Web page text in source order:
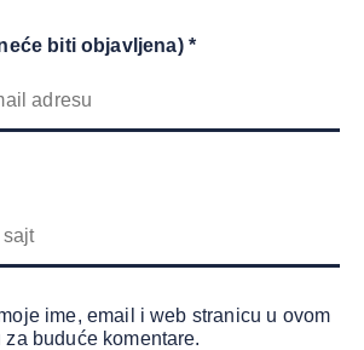
biti objavljena) *
ime, email i web stranicu u ovom
za buduće komentare.